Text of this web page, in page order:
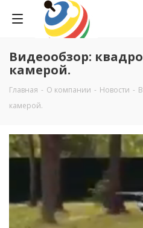
Видеообзор:
камерой.
Главная - О компании - Новости -
камерой.